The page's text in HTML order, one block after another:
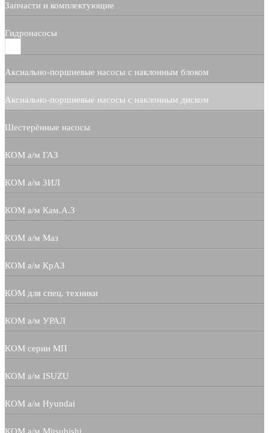
Запчасти и комплектующие
Гидронасосы
Аксиально-поршневые насосы с наклонным блоком
Аксиально-поршневые насосы с наклонным диском
Шестерённые насосы
КОМ а/м ГАЗ
КОМ а/м ЗИЛ
КОМ а/м Кам.А.З
КОМ а/м Маз
КОМ а/м КрАЗ
КОМ для спец. техники
КОМ а/м УРАЛ
КОМ серии МП
КОМ а/м ISUZU
КОМ а/м Hyundai